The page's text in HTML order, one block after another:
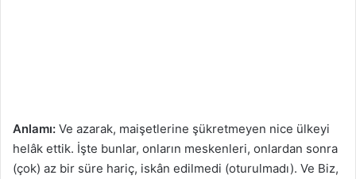
Anlamı: Ve azarak, maişetlerine şükretmeyen nice ülkeyi
helâk ettik. İşte bunlar, onların meskenleri, onlardan sonra
(çok) az bir süre hariç, iskân edilmedi (oturulmadı). Ve Biz,